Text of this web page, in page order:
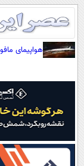
هواپیمای